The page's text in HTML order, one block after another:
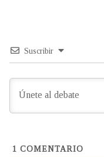
Suscribir
1 COMENTARIO